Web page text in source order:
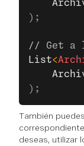
);
// Get a
List<
);
También
deseas, utilizar